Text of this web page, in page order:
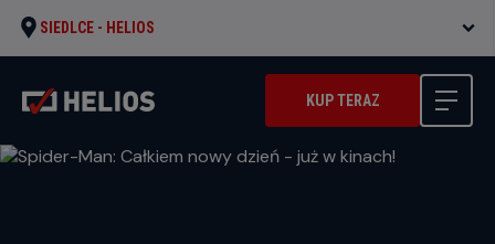
SIEDLCE - HELIOS
KUP TERAZ